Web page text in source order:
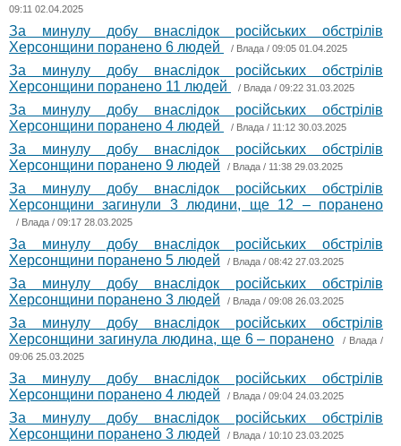
09:11 02.04.2025
За минулу добу внаслідок російських обстрілів
Херсонщини поранено 6 людей
/ Влада / 09:05 01.04.2025
За минулу добу внаслідок російських обстрілів
Херсонщини поранено 11 людей
/ Влада / 09:22 31.03.2025
За минулу добу внаслідок російських обстрілів
Херсонщини поранено 4 людей
/ Влада / 11:12 30.03.2025
За минулу добу внаслідок російських обстрілів
Херсонщини поранено 9 людей
/ Влада / 11:38 29.03.2025
За минулу добу внаслідок російських обстрілів
Херсонщини загинули 3 людини, ще 12 – поранено
/ Влада / 09:17 28.03.2025
За минулу добу внаслідок російських обстрілів
Херсонщини поранено 5 людей
/ Влада / 08:42 27.03.2025
За минулу добу внаслідок російських обстрілів
Херсонщини поранено 3 людей
/ Влада / 09:08 26.03.2025
За минулу добу внаслідок російських обстрілів
Херсонщини загинула людина, ще 6 – поранено
/ Влада /
09:06 25.03.2025
За минулу добу внаслідок російських обстрілів
Херсонщини поранено 4 людей
/ Влада / 09:04 24.03.2025
За минулу добу внаслідок російських обстрілів
Херсонщини поранено 3 людей
/ Влада / 10:10 23.03.2025